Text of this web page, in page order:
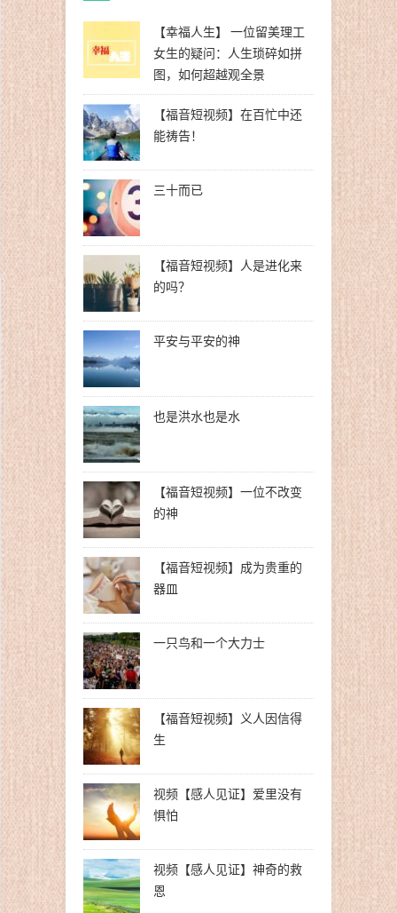
【幸福人生】 一位留美理工
女生的疑问：人生琐碎如拼
图，如何超越观全景
【福音短视频】在百忙中还
能祷告！
三十而已
【福音短视频】人是进化来
的吗？
平安与平安的神
也是洪水也是水
【福音短视频】一位不改变
的神
【福音短视频】成为贵重的
器皿
一只鸟和一个大力士
【福音短视频】义人因信得
生
视频【感人见证】爱里没有
惧怕
视频【感人见证】神奇的救
恩